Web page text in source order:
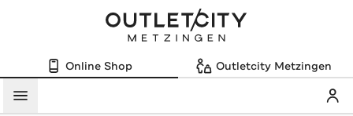
Online Shop Outletcity Metzingen
Menü